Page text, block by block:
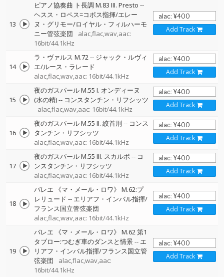
13
ピアノ協奏曲 ト長調 M.83 III. Presto --
ヘスス・ロペス=コボス指揮/エレー
ヌ・グリモー/ロイヤル・フィルハーモ
ニー管弦楽団
alac,flac,wav,aac:
16bit/44.1kHz
Add Track
14
ラ・ヴァルス M.72-- ジャック・ルヴィ
エ/ルース・ラレード
alac,flac,wav,aac: 16bit/44.1kHz
Add Track
15
夜のガスパール M.55 I. オンディーヌ
(水の精)-- コンスタンチン・リフシッツ
alac,flac,wav,aac: 16bit/44.1kHz
Add Track
16
夜のガスパール M.55 II. 絞首刑 -- コンス
タンチン・リフシッツ
alac,flac,wav,aac: 16bit/44.1kHz
Add Track
17
夜のガスパール M.55 III. スカルボ -- コ
ンスタンチン・リフシッツ
alac,flac,wav,aac: 16bit/44.1kHz
Add Track
18
バレエ 《マ・メール・ロワ》 M.62:プ
レリュード -- エリアフ・インバル指揮/
フランス国立管弦楽団
alac,flac,wav,aac: 16bit/44.1kHz
Add Track
19
バレエ 《マ・メール・ロワ》 M.62 第1
タブロー:つむぎ車のダンスと情景-- エ
リアフ・インバル指揮/フランス国立管
弦楽団
alac,flac,wav,aac:
16bit/44.1kHz
Add Track